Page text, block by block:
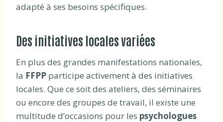
adapté à ses besoins spécifiques.
Des initiatives locales variées
En plus des grandes manifestations nationales,
la FFPP participe activement à des initiatives
locales. Que ce soit des ateliers, des séminaires
ou encore des groupes de travail, il existe une
multitude d’occasions pour les psychologues